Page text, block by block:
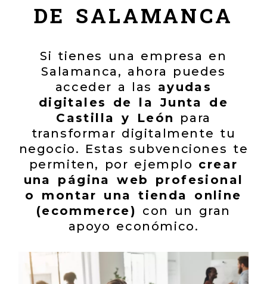
DE SALAMANCA
Si tienes una empresa en
Salamanca, ahora puedes
acceder a las ayudas
digitales de la Junta de
Castilla y León
para
transformar digitalmente tu
negocio. Estas subvenciones te
permiten, por ejemplo crear
una página web profesional
o montar una tienda online
(ecommerce) con un gran
apoyo económico.